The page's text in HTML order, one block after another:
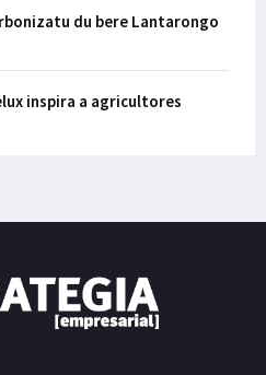
du bere Lantarongo
inspira a agricultores